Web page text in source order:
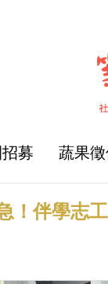
募 蔬果
！伴學志